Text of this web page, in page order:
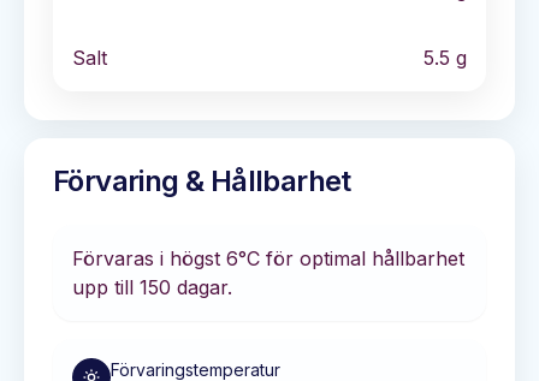
Salt 5.5 g
Förvaring & Hållbarhet
Förvaras i högst 6°C för optimal hållbarhet
upp till 150 dagar.
Förvaringstemperatur